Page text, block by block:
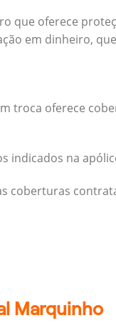
que oferece
em dinheiro,
troca oferece
indicados na
coberturas
Marquinho